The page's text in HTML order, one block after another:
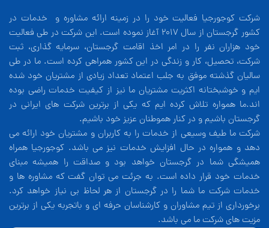
شرکت کوجورجیا فعالیت خود را در زمینه ارائه مشاوره و خدمات در
کشور گرجستان از سال 2017 آغاز نموده است. این شرکت در طی فعالیت
خود هزاران نفر را در امر اخذ اقامت گرجستان، سرمایه گذاری، ثبت
شرکت، تحصیل، کار و زندگی در این کشور همراهی کرده است. ما در طی
سالیان گذشته موفق به جلب اعتماد تعداد زیادی از مشتریان خود شده
ایم و خوشبختانه اکثریت مشتریان ما نیز از کیفیت خدمات راضی بوده
اند.ما همواره تلاش کرده ایم که یکی از برترین شرکت های ایرانی در
گرجستان باشیم و در کنار هموطنان عزیز خود باشیم.
شرکت ما طیف وسیعی از خدمات را به کاربران و مشتریان خود ارائه می
دهد و همواره در حال افزایش خدمات نیز می باشد. کوجورجیا همراه
همیشگی شما در گرجستان خواهد بود و صداقت را همیشه مبنای
خدمات خود قرار داده است. به جرئت می توان گفت که مشاوره ها و
خدمات شرکت ما شما را در گرجستان از هر لحاظ بی نیاز خواهد کرد.
برخورداری از تیم مشاوران و کارشناسان حرفه ای و باتجربه یکی از برترین
مزیت های شرکت ما می باشد.